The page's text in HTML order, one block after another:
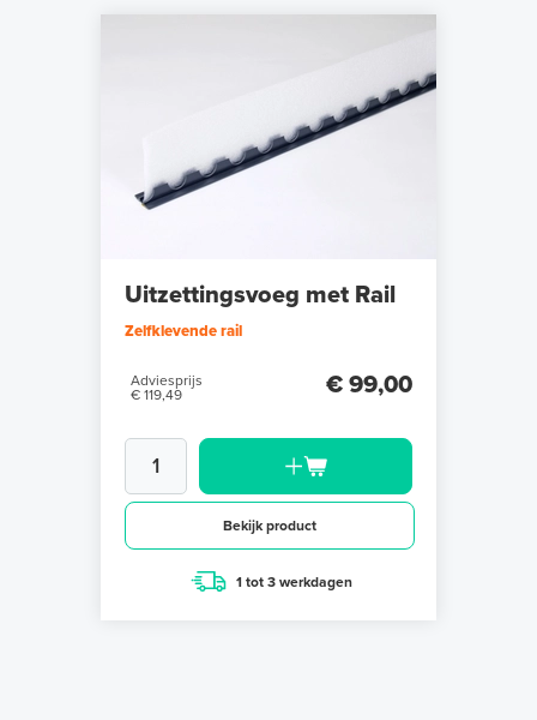
Uitzettingsvoeg met Rail
Zelfklevende rail
Adviesprijs
€ 119,49
€ 99,00
Bekijk product
1 tot 3 werkdagen